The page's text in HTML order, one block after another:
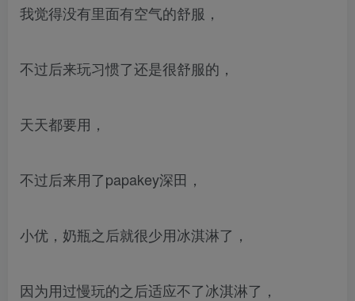
我觉得没有里面有空气的舒服，
不过后来玩习惯了还是很舒服的，
天天都要用，
不过后来用了papakey深田，
小优，奶瓶之后就很少用冰淇淋了，
因为用过慢玩的之后适应不了冰淇淋了，